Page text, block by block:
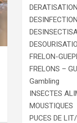
DERATISATION
DESINFECTION
FRELON-
FRELONS –
Gambling
INSECTES
MOUSTIQUES
PUCES DE